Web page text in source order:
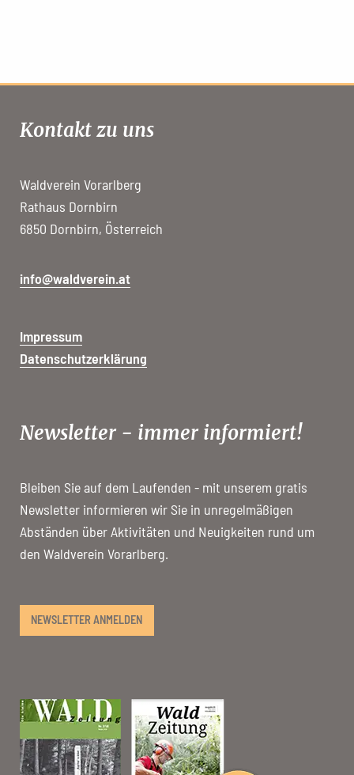
Kontakt zu uns
Waldverein Vorarlberg
Rathaus Dornbirn
6850 Dornbirn, Österreich
info@waldverein.at
Impressum
Datenschutzerklärung
Newsletter - immer informiert!
Bleiben Sie auf dem Laufenden - mit unserem gratis
Newsletter informieren wir Sie in unregelmäßigen
Abständen über Aktivitäten und Neuigkeiten rund um
den Waldverein Vorarlberg.
NEWSLETTER ANMELDEN